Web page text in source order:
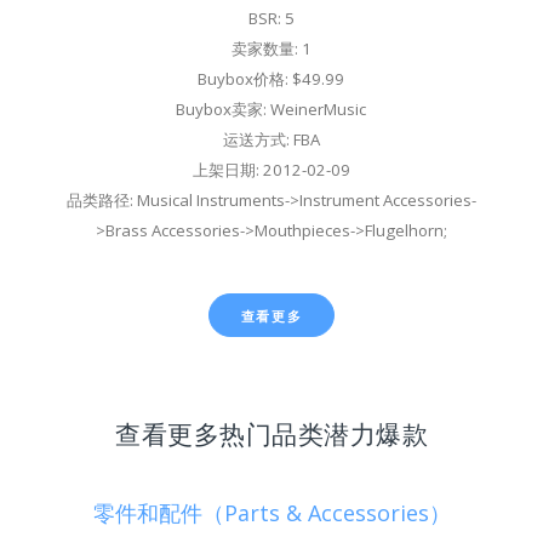
BSR: 5
卖家数量: 1
Buybox价格: $49.99
Buybox卖家: WeinerMusic
运送方式: FBA
上架日期: 2012-02-09
品类路径: Musical Instruments->Instrument Accessories-
>Brass Accessories->Mouthpieces->Flugelhorn;
查看更多
查看更多热门品类潜力爆款
零件和配件（Parts & Accessories）